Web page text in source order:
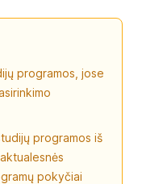
programos, jose
programos iš
pokyčiai